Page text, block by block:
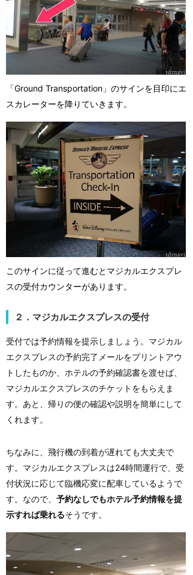
「Ground Transportation」のサインを目印にエ
スカレーターを降りていきます。
このサインに従って進むとマジカルエクスプレ
スの受付カウンターがあります。
２．マジカルエクスプレスの受付
受付では予約情報を提示しましょう。マジカル
エクスプレスの予約完了メールをプリントアウ
トしたものか、ホテルの予約確認書を渡せば、
マジカルエクスプレスのチケットをもらえま
す。あと、帰りの便の確認や説明を簡単にして
くれます。
ちなみに、飛行機の到着が遅れても大丈夫で
す。マジカルエクスプレスは24時間運行で、受
付状況に応じて臨機応変に配車しているようで
す。なので、 予約なしでもホテル予約情報を提
示すれば乗れるそうです。